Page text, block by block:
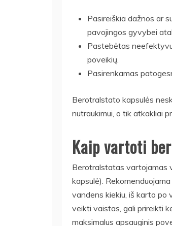
Pasireiškia dažnos ar
pavojingos gyvybei
Pastebėtas
poveikių.
Pasirenkamas
Berotralstato kapsulės
nutraukimui, o tik atkakliai
Kaip vartoti
Berotralstatas vartojamas
kapsulė).
vandens kiekiu, iš karto po
veikti vaistas, gali prireikti
maksimalus apsauginis